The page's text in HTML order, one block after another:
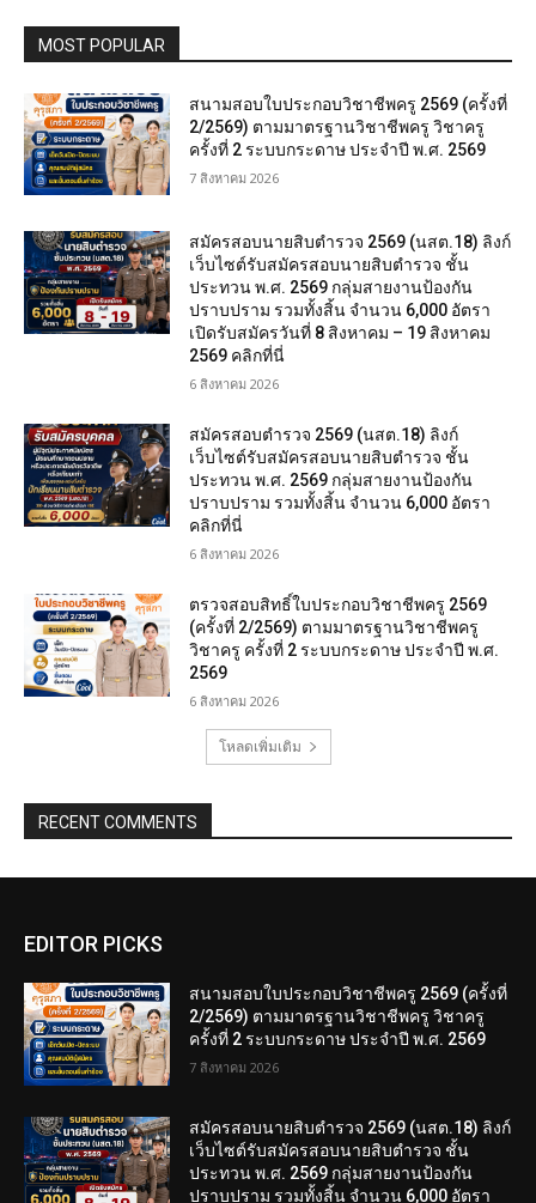
MOST POPULAR
สนามสอบใบประกอบวิชาชีพครู 2569 (ครั้งที่
2/2569) ตามมาตรฐานวิชาชีพครู วิชาครู
ครั้งที่ 2 ระบบกระดาษ ประจำปี พ.ศ. 2569
7 สิงหาคม 2026
สมัครสอบนายสิบตำรวจ 2569 (นสต.18) ลิงก์
เว็บไซต์รับสมัครสอบนายสิบตำรวจ ชั้น
ประทวน พ.ศ. 2569 กลุ่มสายงานป้องกัน
ปราบปราม รวมทั้งสิ้น จำนวน 6,000 อัตรา
เปิดรับสมัครวันที่ 8 สิงหาคม – 19 สิงหาคม
2569 คลิกที่นี่
6 สิงหาคม 2026
สมัครสอบตํารวจ 2569 (นสต.18) ลิงก์
เว็บไซต์รับสมัครสอบนายสิบตำรวจ ชั้น
ประทวน พ.ศ. 2569 กลุ่มสายงานป้องกัน
ปราบปราม รวมทั้งสิ้น จำนวน 6,000 อัตรา
คลิกที่นี่
6 สิงหาคม 2026
ตรวจสอบสิทธิ์ใบประกอบวิชาชีพครู 2569
(ครั้งที่ 2/2569) ตามมาตรฐานวิชาชีพครู
วิชาครู ครั้งที่ 2 ระบบกระดาษ ประจำปี พ.ศ.
2569
6 สิงหาคม 2026
โหลดเพิ่มเติม
RECENT COMMENTS
EDITOR PICKS
สนามสอบใบประกอบวิชาชีพครู 2569 (ครั้งที่
2/2569) ตามมาตรฐานวิชาชีพครู วิชาครู
ครั้งที่ 2 ระบบกระดาษ ประจำปี พ.ศ. 2569
7 สิงหาคม 2026
สมัครสอบนายสิบตำรวจ 2569 (นสต.18) ลิงก์
เว็บไซต์รับสมัครสอบนายสิบตำรวจ ชั้น
ประทวน พ.ศ. 2569 กลุ่มสายงานป้องกัน
ปราบปราม รวมทั้งสิ้น จำนวน 6,000 อัตรา